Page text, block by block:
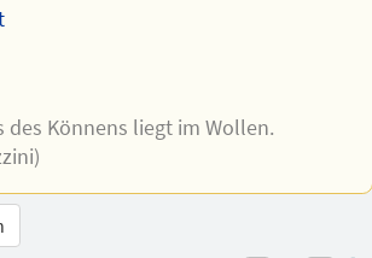
des Könnens liegt im Wollen.